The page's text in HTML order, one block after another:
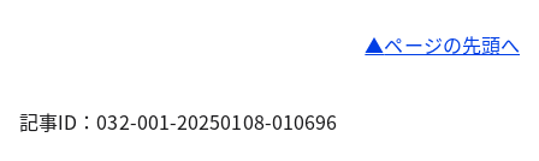
ページの先頭へ
記事ID：032-001-20250108-010696